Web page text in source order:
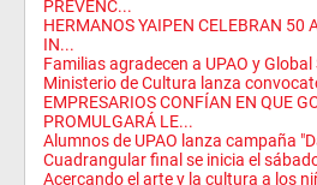
PREVENC...
HERMANOS YAIPEN CELEBRAN 50
IN...
Familias agradecen a UPAO y Global
Ministerio de Cultura lanza
EMPRESARIOS CONFÍAN EN QUE
PROMULGARÁ LE...
Alumnos de UPAO lanza campaña
Cuadrangular final se inicia el
Acercando el arte y la cultura a los